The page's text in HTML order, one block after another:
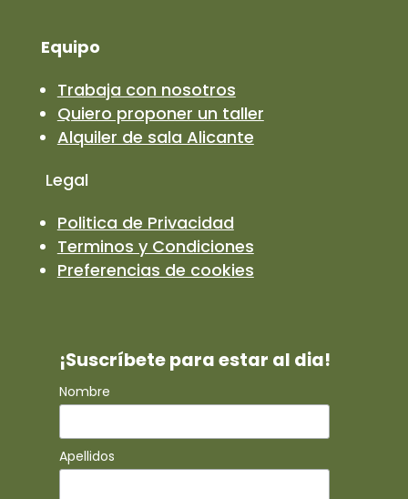
Equipo
Trabaja con nosotros
Quiero proponer un taller
Alquiler de sala Alicante
Legal
Politica de Privacidad
Terminos y Condiciones
Preferencias de cookies
¡Suscríbete para estar al dia!
Nombre
Apellidos